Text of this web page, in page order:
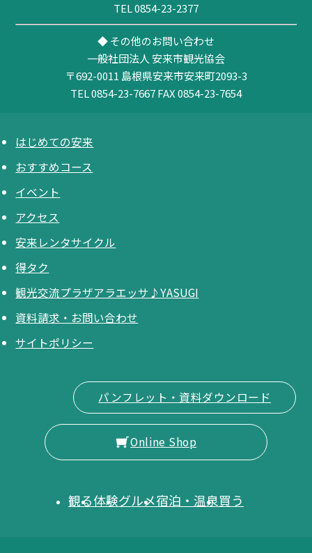
TEL 0854-23-2377
◆ その他のお問い合わせ
一般社団法人 安来市観光協会
〒692-0011 島根県安来市安来町2093-3
TEL 0854-23-7667FAX 0854-23-7654
はじめての安来
おすすめコース
イベント
アクセス
安来レンタサイクル
得タク
観光交流プラザアラエッサ♪YASUGI
資料請求・お問い合わせ
サイトポリシー
パンフレット・資料ダウンロード
Online Shop
観る体験グルメ宿泊・温泉買う